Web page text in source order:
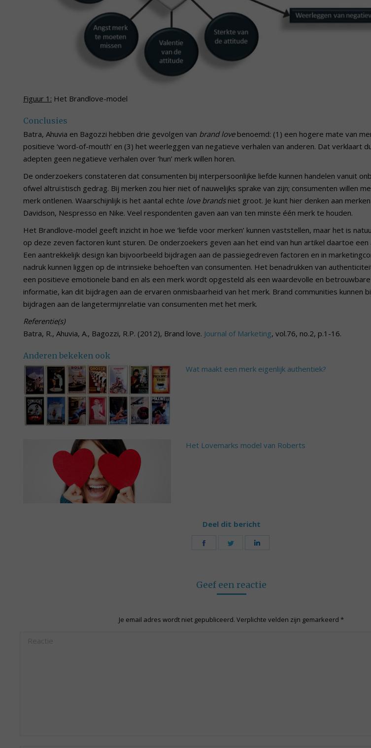
Figuur 1: Het Brandlove-model
Conclusies
Batra, Ahuvia en Bagozzi hebben drie gevolgen van brand lovebenoemd: (1) een hogere mate van
positieve ‘word-of-mouth’ en (3) het weerleggen van negatieve verhalen van anderen. Dat verklaart
adepten geen negatieve verhalen over ‘hun’ merk willen horen.
De onderzoekers constateren dat consumenten bij interpersoonlijke liefde kunnen handelen vanuit
ofwel altruïstisch gedrag. Bij merken zou hier niet of nauwelijks sprake van zijn; consumenten willen
merk ontlenen. Waarschijnlijk is het aantal echte love brandsniet groot. Je kunt hier denken aan
Davidson, Nespresso en Nike. Veel respondenten gaven aan van ten minste één merk te houden.
Het Brandlove-model geeft inzicht in hoe we ‘liefde voor merken’ kunnen vaststellen, maar het is
op deze zeven factoren kunt sturen. De onderzoekers geven aan het eind van hun artikel daartoe een
Een aantrekkelijk design kan bijvoorbeeld bijdragen aan de passiegedreven factoren en in
nadruk kunnen liggen op de intrinsieke behoeften van consumenten. Het benadrukken van
een positieve emotionele band en als een merk wordt opgesteld als een waardevolle en
informatie, kan dit bijdragen aan de ervaren onmisbaarheid van het merk. Brand communities kunnen
bijdragen aan de langetermijnrelatie van consumenten met het merk.
Referentie(s)
Batra, R., Ahuvia, A., Bagozzi, R.P. (2012), Brand love. Journal of Marketing, vol.76, no.2, p.1-16.
Anderen bekeken ook
Wat maakt een merk eigenlijk authentiek?
Het Lovemarks model van Roberts
Deel dit bericht
Share
Share
Geef een reactie
Je email adres wordt niet gepubliceerd. Verplichte velden zijn gemarkeerd*
Reactie